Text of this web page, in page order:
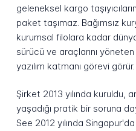
geleneksel kargo
paket taşımaz. Bağımsız
kurumsal filolara kadar
sürücü ve araçlarını
yazılım katmanı görevi görür.
Şirket 2013 yılında kuruldu,
yaşadığı pratik bir soruna
See 2012 yılında